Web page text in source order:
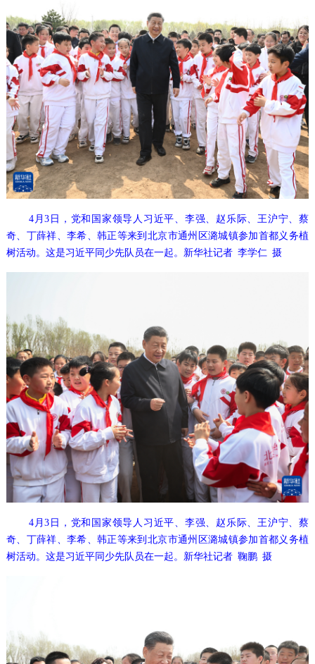
4月3日，党和国家领导人习近平、李强、赵乐际、王沪宁、蔡
奇、丁薛祥、李希、韩正等来到北京市通州区潞城镇参加首都义务植
树活动。这是习近平同少先队员在一起。新华社记者 李学仁 摄
4月3日，党和国家领导人习近平、李强、赵乐际、王沪宁、蔡
奇、丁薛祥、李希、韩正等来到北京市通州区潞城镇参加首都义务植
树活动。这是习近平同少先队员在一起。新华社记者 鞠鹏 摄